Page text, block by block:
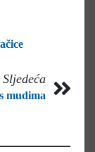
Sljedeća
mudima